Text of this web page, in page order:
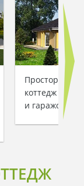
Просторный
коттедж с
и гаражом